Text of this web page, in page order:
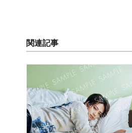
関連記事